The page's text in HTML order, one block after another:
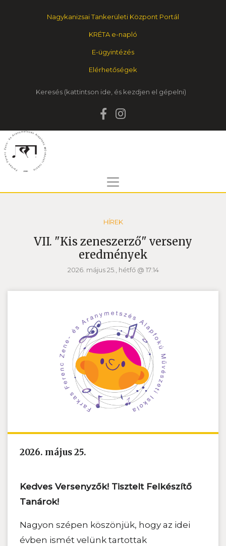
Nagykanizsai Tankerületi Központ Portál
KRÉTA e-napló
E-ügyintézés
Elérhetőségek
Keresés
HÍREK
VII. "Kis zeneszerző" verseny
eredmények
2026. május 25., hétfő @ 17:14
2026. május 25.
Kedves Versenyzők! Tisztelt Felkészítő
Tanárok!
Nagyon szépen köszönjük, hogy az idei
évben ismét velünk tartottak